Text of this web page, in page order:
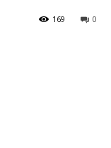
0
169